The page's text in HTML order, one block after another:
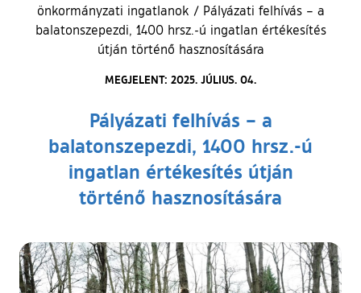
önkormányzati ingatlanok / Pályázati felhívás – a
balatonszepezdi, 1400 hrsz.-ú ingatlan értékesítés
útján történő hasznosítására
MEGJELENT: 2025. JÚLIUS. 04.
Pályázati felhívás – a
balatonszepezdi, 1400 hrsz.-ú
ingatlan értékesítés útján
történő hasznosítására